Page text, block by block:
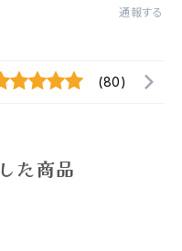
通報する
(80)
た商品